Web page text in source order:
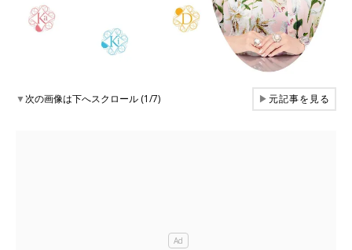
▼次の画像は下へスクロール (1/7) ▶元記事を見る